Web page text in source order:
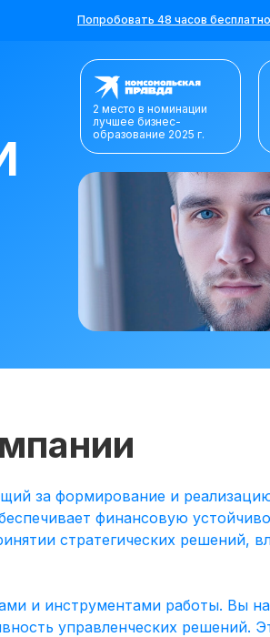
Попробовать 48 часов бесплатно
2 место в номинации
лучшее бизнес-
образование 2025 г.
за формирование и
финансовую
стратегических решений,
и инструментами работы. Вы
управленческих решений.
Мои навыки: